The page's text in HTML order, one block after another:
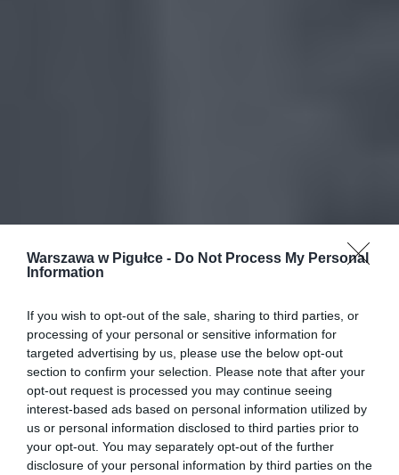
Warszawa w Pigułce - Do Not Process My Personal
Information
If you wish to opt-out of the sale, sharing to third parties, or
processing of your personal or sensitive information for
targeted advertising by us, please use the below opt-out
section to confirm your selection. Please note that after your
opt-out request is processed you may continue seeing
interest-based ads based on personal information utilized by
us or personal information disclosed to third parties prior to
your opt-out. You may separately opt-out of the further
disclosure of your personal information by third parties on the